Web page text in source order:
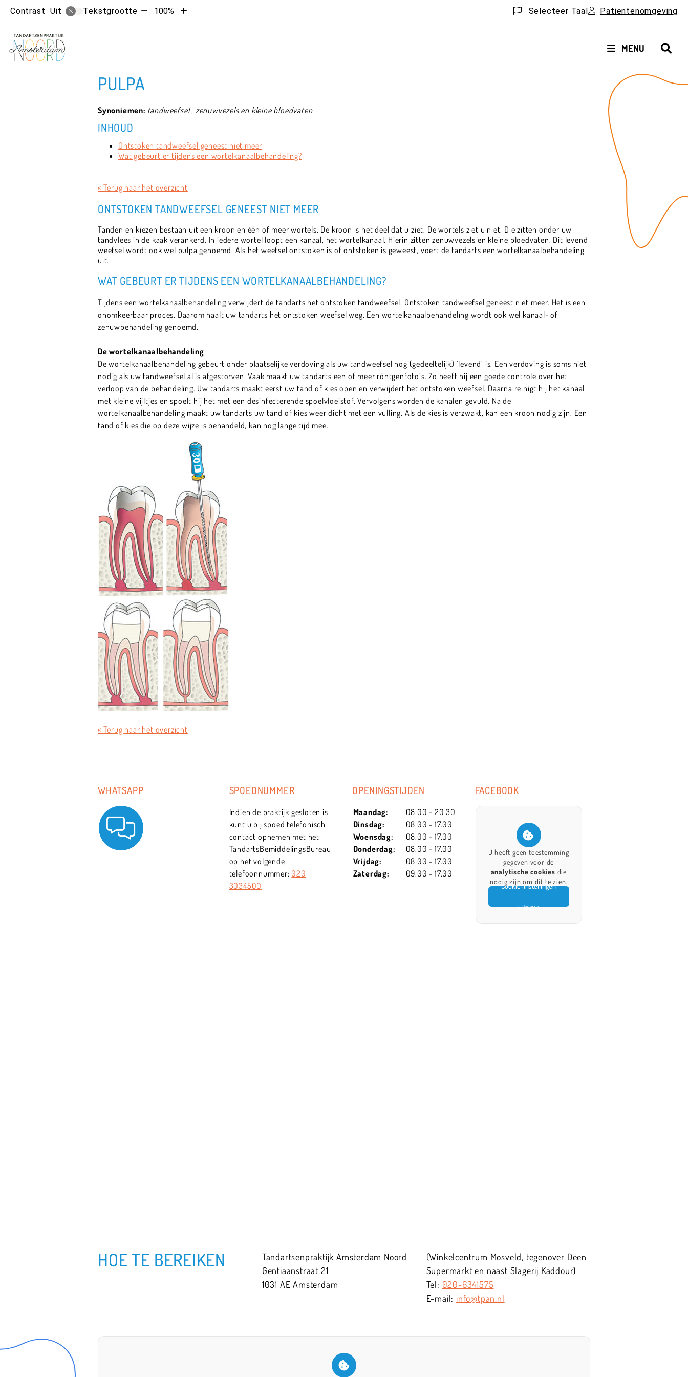
Contrast Uit Tekstgrootte Tekst100%
Tekst
Selecteer Taal Patiëntenomgeving
MENU
PULPA
Synoniemen: tandweefsel, zenuwvezels en kleine bloedvaten
INHOUD
Ontstoken tandweefsel geneest niet meer
Wat gebeurt er tijdens een wortelkanaalbehandeling?
« Terug naar het overzicht
ONTSTOKEN TANDWEEFSEL GENEEST NIET MEER
Tanden en kiezen bestaan uit een kroon en één of meer wortels. De kroon is het deel dat u ziet. De wortels ziet u niet. Die zitten onder uw
tandvlees in de kaak verankerd. In iedere wortel loopt een kanaal, het wortelkanaal. Hierin zitten zenuwvezels en kleine bloedvaten. Dit levend
weefsel wordt ook wel pulpa genoemd. Als het weefsel ontstoken is of ontstoken is geweest, voert de tandarts een wortelkanaalbehandeling
uit.
WAT GEBEURT ER TIJDENS EEN WORTELKANAALBEHANDELING?
Tijdens een wortelkanaalbehandeling verwijdert de tandarts het ontstoken tandweefsel. Ontstoken tandweefsel geneest niet meer. Het is een
onomkeerbaar proces. Daarom haalt uw tandarts het ontstoken weefsel weg. Een wortelkanaalbehandeling wordt ook wel kanaal- of
zenuwbehandeling genoemd.
De wortelkanaalbehandeling
De wortelkanaalbehandeling gebeurt onder plaatselijke verdoving als uw tandweefsel nog (gedeeltelijk) ‘levend’ is. Een verdoving is soms niet
nodig als uw tandweefsel al is afgestorven. Vaak maakt uw tandarts een of meer röntgenfoto’s. Zo heeft hij een goede controle over het
verloop van de behandeling. Uw tandarts maakt eerst uw tand of kies open en verwijdert het ontstoken weefsel. Daarna reinigt hij het kanaal
met kleine vijltjes en spoelt hij het met een desinfecterende spoelvloeistof. Vervolgens worden de kanalen gevuld. Na de
wortelkanaalbehandeling maakt uw tandarts uw tand of kies weer dicht met een vulling. Als de kies is verzwakt, kan een kroon nodig zijn. Een
tand of kies die op deze wijze is behandeld, kan nog lange tijd mee.
« Terug naar het overzicht
WHATSAPP SPOEDNUMMER
Indien de praktijk gesloten is
kunt u bij spoed telefonisch
contact opnemen met het
TandartsBemiddelingsBureau
op het volgende
telefoonnummer: 020
3034500
OPENINGSTIJDEN
Maandag:
08.00 - 20.30
Dinsdag:
08.00 - 17.00
Woensdag:
08.00 - 17.00
Donderdag:
08.00 - 17.00
Vrijdag:
08.00 - 17.00
Zaterdag:
09.00 - 17.00
FACEBOOK
U heeft geen toestemming
gegeven voor de
analytische cookies die
nodig zijn om dit te zien.
Cookie-instellingen
wijzigen
HOE TE BEREIKEN
Tandartsenpraktijk Amsterdam Noord
Gentiaanstraat 21
1031 AE Amsterdam
(Winkelcentrum Mosveld, tegenover Deen
Supermarkt en naast Slagerij Kaddour)
020-6341575
info@tpan.nl